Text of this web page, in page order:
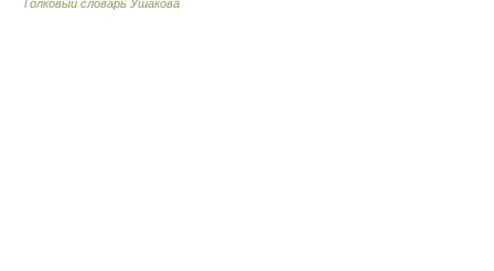
Толковый словарь Ушакова